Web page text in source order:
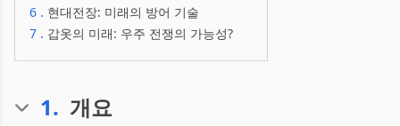
6 . 현대전장: 미래의 방어 기술
7 . 갑옷의 미래: 우주 전쟁의 가능성?
1. 개요